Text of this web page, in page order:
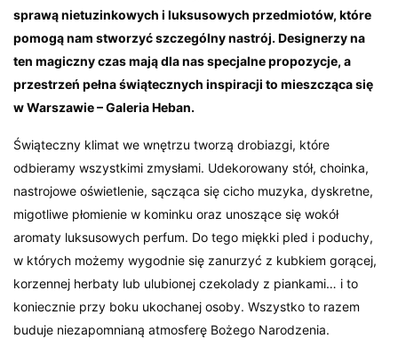
sprawą nietuzinkowych i luksusowych przedmiotów, które
pomogą nam stworzyć szczególny nastrój. Designerzy na
ten magiczny czas mają dla nas specjalne propozycje, a
przestrzeń pełna świątecznych inspiracji to mieszcząca się
w Warszawie – Galeria Heban.
Świąteczny klimat we wnętrzu tworzą drobiazgi, które
odbieramy wszystkimi zmysłami. Udekorowany stół, choinka,
nastrojowe oświetlenie, sącząca się cicho muzyka, dyskretne,
migotliwe płomienie w kominku oraz unoszące się wokół
aromaty luksusowych perfum. Do tego miękki pled i poduchy,
w których możemy wygodnie się zanurzyć z kubkiem gorącej,
korzennej herbaty lub ulubionej czekolady z piankami… i to
koniecznie przy boku ukochanej osoby. Wszystko to razem
buduje niezapomnianą atmosferę Bożego Narodzenia.